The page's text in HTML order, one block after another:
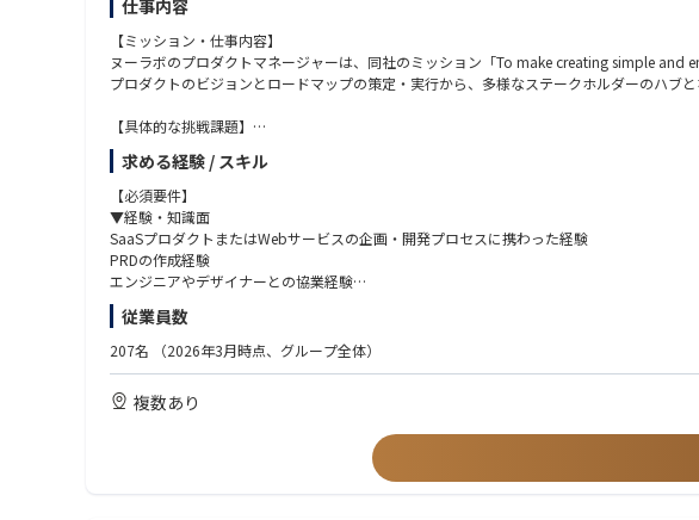
仕事内容
【ミッション・仕事内容】
ヌーラボのプロダクトマネージャーは、同社のミッション「To make creating simple and
プロダクトのビジョンとロードマップの策定・実行から、多様なステークホルダーのハブ
【具体的な挑戦課題】
プロダクト戦略・ビジョン・ロードマップの策定と優先順位付け
データ構造や制約を理解した上での、PRD（プロダクト要件定義書）への落とし込み
パフォーマンス測定やユーザー行動ログの分析を通じた継続的な改善
開発・デザイン・CS・マーケティングなど、多様なチームとの共創・合意形成
【具体的な仕事内容】
■ヌーラボサービスの事業規模拡大
プロダクト戦略の策定・実行、プロダクトビジョン / ロードマップの策定・優先順位付けと
まずはいくつかのチームを担当してもらい、プロダクト・顧客・チームの理解を深めていた
ユーザーストーリーや要件定義などをPRDに落とし込み、開発要件を明確化します。
求める経験 / スキル
【必須要件】
▼経験・知識面
SaaSプロダクトまたはWebサービスの企画・開発プロセスに携わった経験
PRDの作成経験
エンジニアやデザイナーとの協業経験
アジャイル開発（Scrum / Kanbanなど）の手法を用いたPM経験
定量・定性データ分析の基礎知識およびBIツールの利用経験
遊び心を持って取り組むことができる
顧客の声をただ聞くだけでなく、ヌーラボのミッションに共感してプロダクト開発に取り組
リモートワーク中心の働き方において、想いや考えを言語化する力、能動的なコミュニケ
従業員数
207名 （2026年3月時点、グループ全体）
複数あり